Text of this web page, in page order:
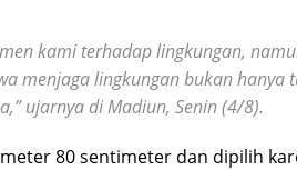
kami terhadap lingkungan,
menjaga lingkungan bukan hanya
ujarnya di Madiun, Senin (4/8).
80 sentimeter dan dipilih